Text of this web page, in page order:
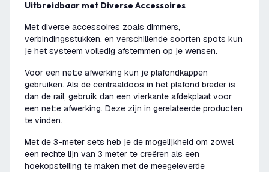
Uitbreidbaar met Diverse Accessoires
Met diverse accessoires zoals dimmers,
verbindingsstukken, en verschillende soorten spots kun
je het systeem volledig afstemmen op je wensen.
Voor een nette afwerking kun je plafondkappen
gebruiken. Als de centraaldoos in het plafond breder is
dan de rail, gebruik dan een vierkante afdekplaat voor
een nette afwerking. Deze zijn in gerelateerde producten
te vinden.
Met de 3-meter sets heb je de mogelijkheid om zowel
een rechte lijn van 3 meter te creëren als een
hoekopstelling te maken met de meegeleverde